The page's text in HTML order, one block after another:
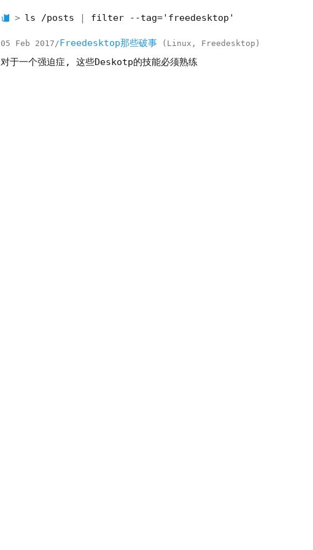
ls /posts filter --tag='freedesktop'
05 Feb 2017 Freedesktop那些破事 Linux Freedesktop
对于一个强迫症, 这些Deskotp的技能必须熟练